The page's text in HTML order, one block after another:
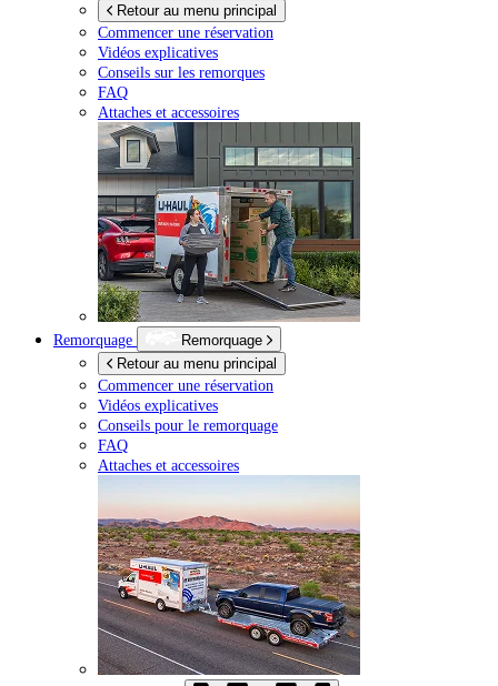
Retour au menu principal
Commencer une réservation
Vidéos explicatives
Conseils sur les remorques
FAQ
Attaches et accessoires
Remorquage
Remorquage
Retour au menu principal
Commencer une réservation
Vidéos explicatives
Conseils pour le remorquage
FAQ
Attaches et accessoires